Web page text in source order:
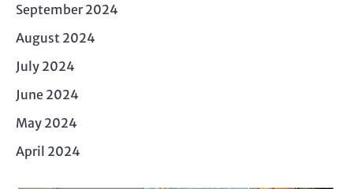
September 2024
August 2024
July 2024
June 2024
May 2024
April 2024